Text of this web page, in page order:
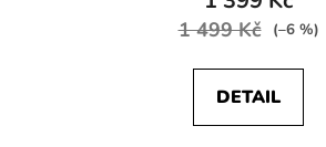
1 499 Kč (–6 %)
DETAIL